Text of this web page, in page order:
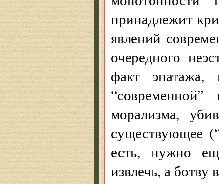
принадлежит
явлений
очередного
факт
морализма,
существующее
есть, нужно
извлечь, а ботву